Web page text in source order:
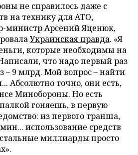
не справилось даже с
на технику для АТО,
министр Арсений Яценюк,
Украинская правда. «Я
которые необходимы на
что надо первый раз
– 9 млрд. Мой вопрос – найти
Абсолютно точно, они есть,
Минобороны. Но есть
гоняешь, в первую
из первого транша,
использование средств
миллиарды просто